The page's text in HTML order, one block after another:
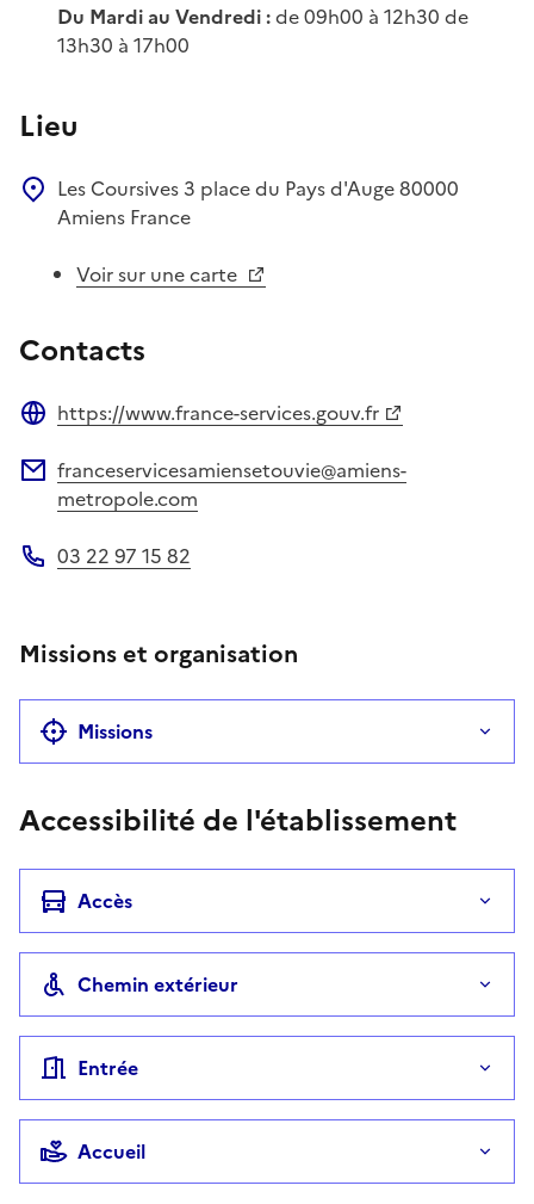
Du Mardi au Vendredi :de 09h00 à 12h30 de
13h30 à 17h00
Lieu
Les Coursives 3 place du Pays d'Auge80000
Amiens France
Voir sur une carte
Contacts
https://www.france-services.gouv.fr
Adresse électronique
franceservicesamiensetouvie@amiens-
metropole.com
03 22 97 15 82
Missions et organisation
Missions
Accessibilité de l'établissement
Accès
Chemin extérieur
Entrée
Accueil